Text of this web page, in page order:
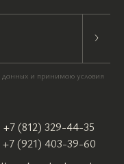
данных и принимаю условия
+7 (812) 329-44-35
+7 (921) 403-39-60